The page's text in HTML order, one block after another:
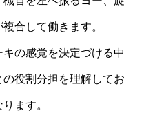
合して働きます。
の感覚を決定づける中
役割分担を理解してお
ます。